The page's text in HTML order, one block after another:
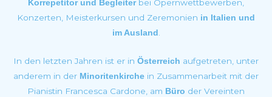
Korrepetitor und Begleiterbei Opernwettbewerben,
Konzerten, Meisterkursen und Zeremonien in Italien und
im Ausland .
In den letzten Jahren ist er in Österreich aufgetreten, unter
anderem in der Minoritenkirche in Zusammenarbeit mit der
Pianistin Francesca Cardone, am Büro der Vereinten